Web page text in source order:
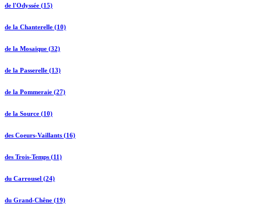
de l'Odyssée (15)
de la Chanterelle (10)
de la Mosaïque (32)
de la Passerelle (13)
de la Pommeraie (27)
de la Source (10)
des Coeurs-Vaillants (16)
des Trois-Temps (11)
du Carrousel (24)
du Grand-Chêne (19)